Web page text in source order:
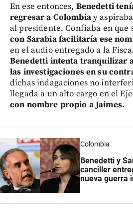
En ese entonces, Benedetti
regresar a Colombiay
al presidente. Confiaba en que
con Sarabia facilitaría ese
en el audio entregado a la
Benedetti intenta tranquilizar
las investigaciones en su
dichas indagaciones no
llegada a un alto cargo en el
con nombre propio a Jaimes.
Colombia
Benedetti y
canciller
nueva guerra